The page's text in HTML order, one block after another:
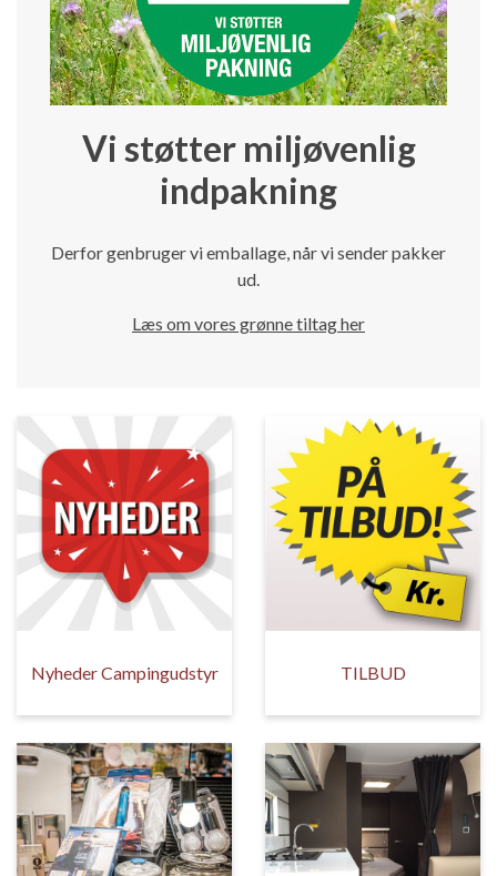
Vi støtter miljøvenlig
indpakning
Derfor genbruger vi emballage, når vi sender pakker
ud.
Læs om vores grønne tiltag her
Nyheder Campingudstyr TILBUD